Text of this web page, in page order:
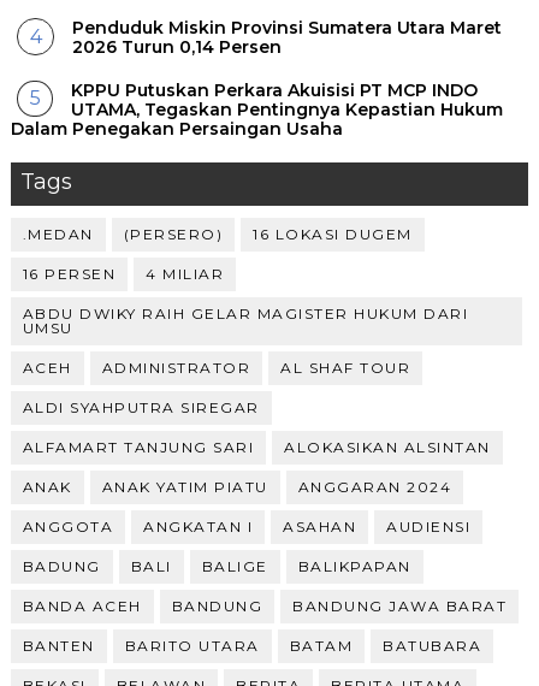
Penduduk Miskin Provinsi Sumatera Utara Maret
2026 Turun 0,14 Persen
KPPU Putuskan Perkara Akuisisi PT MCP INDO
UTAMA, Tegaskan Pentingnya Kepastian Hukum
Dalam Penegakan Persaingan Usaha
Tags
.MEDAN (PERSERO) 16 LOKASI DUGEM
16 PERSEN 4 MILIAR
ABDU DWIKY RAIH GELAR MAGISTER HUKUM DARI
UMSU
ACEH ADMINISTRATOR AL SHAF TOUR
ALDI SYAHPUTRA SIREGAR
ALFAMART TANJUNG SARI ALOKASIKAN ALSINTAN
ANAK ANAK YATIM PIATU ANGGARAN 2024
ANGGOTA ANGKATAN I ASAHAN AUDIENSI
BADUNG BALI BALIGE BALIKPAPAN
BANDA ACEH BANDUNG BANDUNG JAWA BARAT
BANTEN BARITO UTARA BATAM BATUBARA